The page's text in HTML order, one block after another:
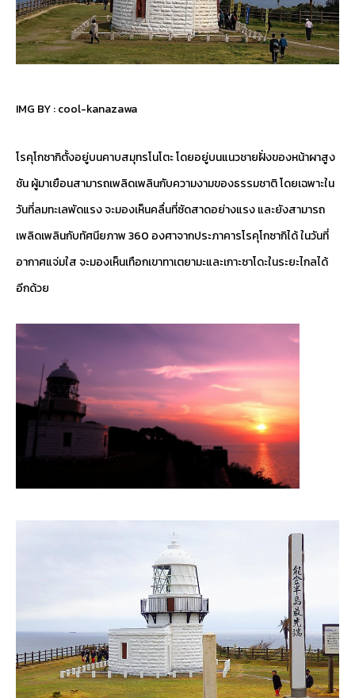
IMG BY :cool-kanazawa
โรคุโกซากิตั้งอยู่บนคาบสมุทรโนโตะ โดยอยู่บนแนวชายฝั่งของหน้าผาสูง
ชัน ผู้มาเยือนสามารถเพลิดเพลินกับความงามของธรรมชาติ โดยเฉพาะใน
วันที่ลมทะเลพัดแรง จะมองเห็นคลื่นที่ซัดสาดอย่างแรง และยังสามารถ
เพลิดเพลินกับทัศนียภาพ 360 องศาจากประภาคารโรคุโกซากิได้ ในวันที่
อากาศแจ่มใส จะมองเห็นเทือกเขาทาเตยามะและเกาะซาโดะในระยะไกลได้
อีกด้วย